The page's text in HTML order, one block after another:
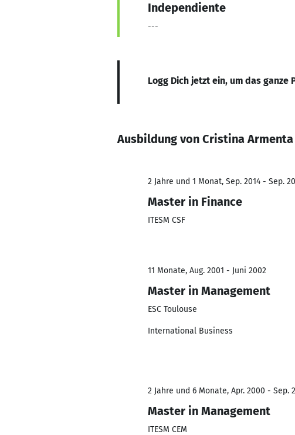
Independiente
---
Logg Dich jetzt ein, um das ganze
Ausbildung von Cristina Armenta
2 Jahre und 1 Monat, Sep. 2014 - Sep.
Master in Finance
ITESM CSF
11 Monate, Aug. 2001 - Juni 2002
Master in Management
ESC Toulouse
International Business
2 Jahre und 6 Monate, Apr. 2000 - Sep.
Master in Management
ITESM CEM